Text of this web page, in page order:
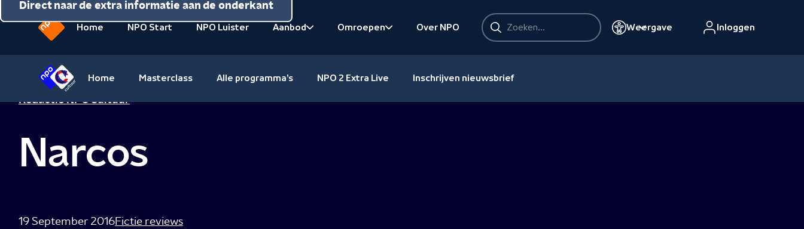
Direct naar de inhoud
Direct naar de hoofdnavigatie
Direct naar de extra informatie aan de onderkant
beginpagina
van
Home NPO Start NPO Luister
Aanbod
Omroepen
Over NPO
Zoeken
Zoeken
Weergave Inloggen
van
NPO
Cultuur
Home Masterclass Alle programma's NPO 2 Extra Live Inschrijven nieuwsbrief
Redactie NPO Cultuur
Narcos
19 September 2016Fictie reviews